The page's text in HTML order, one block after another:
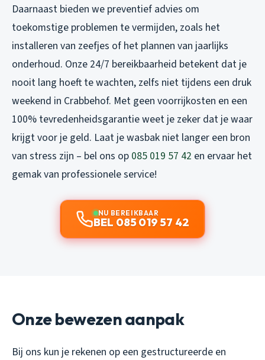
Daarnaast bieden we preventief advies om
toekomstige problemen te vermijden, zoals het
installeren van zeefjes of het plannen van jaarlijks
onderhoud. Onze 24/7 bereikbaarheid betekent dat je
nooit lang hoeft te wachten, zelfs niet tijdens een druk
weekend in Crabbehof. Met geen voorrijkosten en een
100% tevredenheidsgarantie weet je zeker dat je waar
krijgt voor je geld. Laat je wasbak niet langer een bron
van stress zijn – bel ons op 085 019 57 42 en ervaar het
gemak van professionele service!
NU BEREIKBAAR
BEL 085 019 57 42
Onze bewezen aanpak
Bij ons kun je rekenen op een gestructureerde en